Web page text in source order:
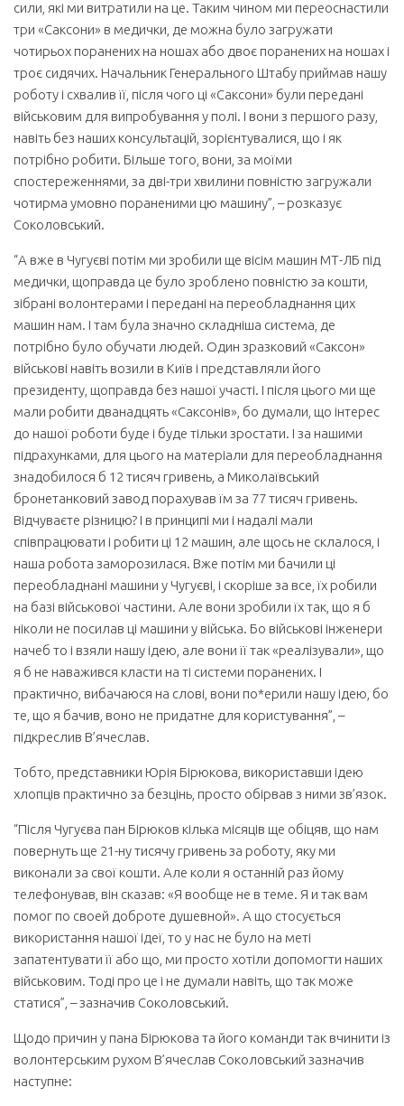
сили, які ми витратили на це. Таким чином ми переоснастили
три «Саксони» в медички, де можна було загружати
чотирьох поранених на ношах або двоє поранених на ношах і
троє сидячих. Начальник Генерального Штабу приймав нашу
роботу і схвалив її, після чого ці «Саксони» були передані
військовим для випробування у полі. І вони з першого разу,
навіть без наших консультацій, зорієнтувалися, що і як
потрібно робити. Більше того, вони, за моїми
спостереженнями, за дві-три хвилини повністю загружали
чотирма умовно пораненими цю машину”, – розказує
Соколовський.
“А вже в Чугуєві потім ми зробили ще вісім машин МТ-ЛБ під
медички, щоправда це було зроблено повністю за кошти,
зібрані волонтерами і передані на переобладнання цих
машин нам. І там була значно складніша система, де
потрібно було обучати людей. Один зразковий «Саксон»
військові навіть возили в Київ і представляли його
президенту, щоправда без нашої участі. І після цього ми ще
мали робити дванадцять «Саксонів», бо думали, що інтерес
до нашої роботи буде і буде тільки зростати. І за нашими
підрахунками, для цього на матеріали для переобладнання
знадобилося б 12 тисяч гривень, а Миколаївський
бронетанковий завод порахував їм за 77 тисяч гривень.
Відчуваєте різницю? І в принципі ми і надалі мали
співпрацювати і робити ці 12 машин, але щось не склалося, і
наша робота заморозилася. Вже потім ми бачили ці
переобладнані машини у Чугуєві, і скоріше за все, їх робили
на базі військової частини. Але вони зробили їх так, що я б
ніколи не посилав ці машини у війська. Бо військові інженери
начеб то і взяли нашу ідею, але вони її так «реалізували», що
я б не наважився класти на ті системи поранених. І
практично, вибачаюся на слові, вони по*ерили нашу ідею, бо
те, що я бачив, воно не придатне для користування”, –
підкреслив В’ячеслав.
Тобто, представники Юрія Бірюкова, використавши ідею
хлопців практично за безцінь, просто обірвав з ними зв’язок.
“Після Чугуєва пан Бірюков кілька місяців ще обіцяв, що нам
повернуть ще 21-ну тисячу гривень за роботу, яку ми
виконали за свої кошти. Але коли я останній раз йому
телефонував, він сказав: «Я вообще не в теме. Я и так вам
помог по своей доброте душевной». А що стосується
використання нашої ідеї, то у нас не було на меті
запатентувати її або що, ми просто хотіли допомогти наших
військовим. Тоді про це і не думали навіть, що так може
статися”, – зазначив Соколовський.
Щодо причин у пана Бірюкова та його команди так вчинити із
волонтерським рухом В’ячеслав Соколовський зазначив
наступне: